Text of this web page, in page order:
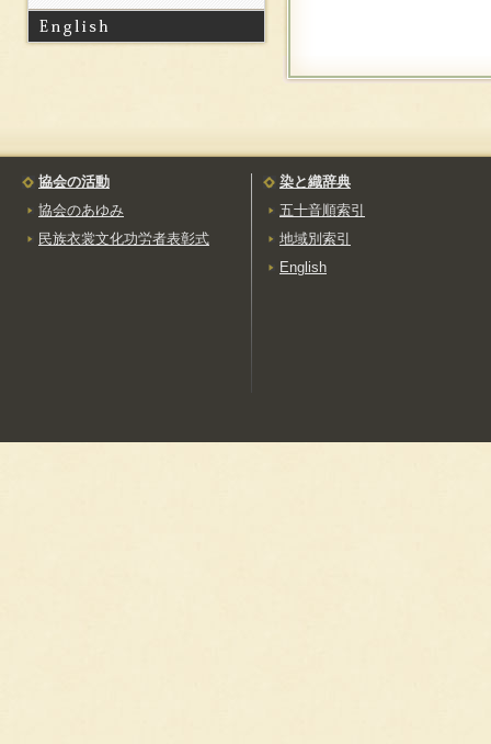
南部古代型染
（なんぶこだいかたぞ
め）
白石紙子
（しろいしかみこ）
栗駒正藍染
協会の活動
協会のあゆみ
民族衣裳文化功労者表彰式
染と織辞典
五十音順索引
地域別索引
English